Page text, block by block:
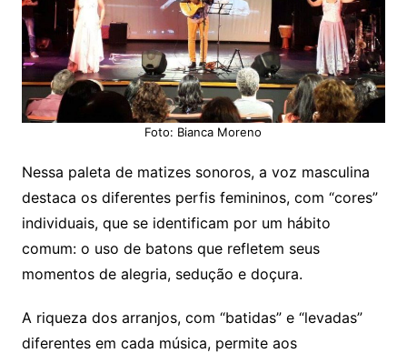
Foto: Bianca Moreno
Nessa paleta de matizes sonoros, a voz masculina
destaca os diferentes perfis femininos, com “cores”
individuais, que se identificam por um hábito
comum: o uso de batons que refletem seus
momentos de alegria, sedução e doçura.
A riqueza dos arranjos, com “batidas” e “levadas”
diferentes em cada música, permite aos